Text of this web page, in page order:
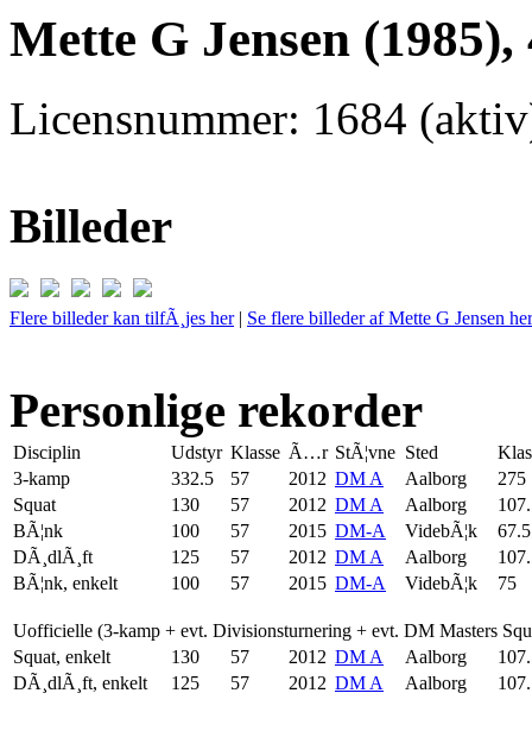
Mette G Jensen
Licensnummer: 1684
Billeder
Flere billeder kan tilfÃ¸jes her| Se flere billeder af Mette G Jensen her
Personlige rekorder
Disciplin Udstyr Klasse Ã…r StÃ¦vne Sted
3-kamp
332.5 57 2012 DM A Aalborg
275
Squat
130 57 2012 DM A Aalborg
BÃ¦nk
100 57 2015 DM-A VidebÃ¦k
67.5
DÃ¸dlÃ¸ft
125 57 2012 DM A Aalborg
BÃ¦nk, enkelt
100 57 2015 DM-A VidebÃ¦k 75
Uofficielle (3-kamp + evt. Divisionsturnering + evt. DM Masters
Squat, enkelt
130 57 2012 DM A Aalborg
DÃ¸dlÃ¸ft, enkelt
125 57 2012 DM A Aalborg